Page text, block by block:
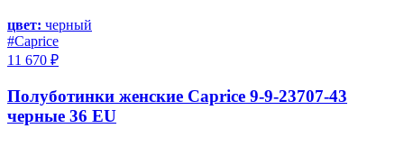
цвет: черный
#Caprice
11 670 ₽
Полуботинки женские Caprice 9-9-23707-43
черные 36 EU